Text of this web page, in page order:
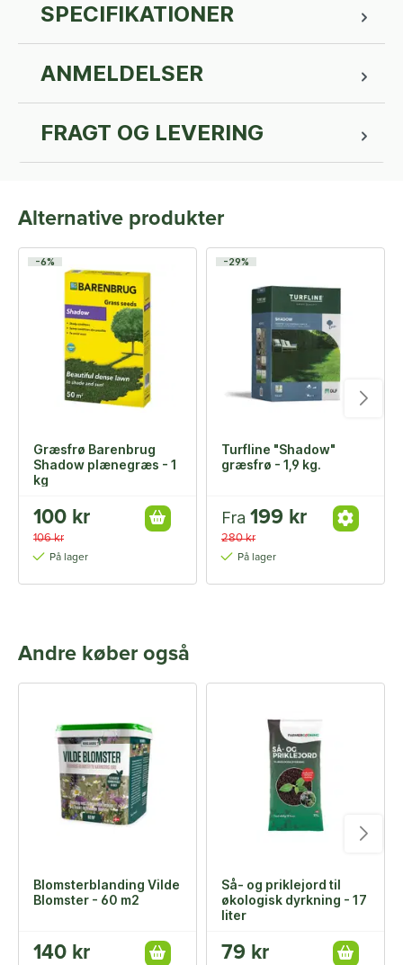
SPECIFIKATIONER
ANMELDELSER
FRAGT OG LEVERING
Alternative produkter
-6%
Græsfrø Barenbrug
Shadow plænegræs - 1
kg
100 kr
106 kr
På lager
-29%
Turfline "Shadow"
græsfrø - 1,9 kg.
Fra 199 kr
280 kr
På lager
Andre køber også
Blomsterblanding Vilde
Blomster - 60 m2
140 kr
Så- og priklejord til
økologisk dyrkning - 17
liter
79 kr